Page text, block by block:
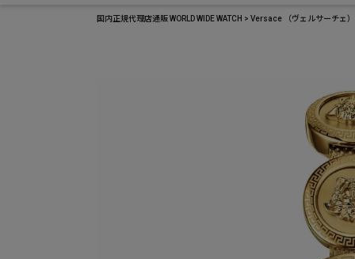
国内正規代理店通販 WORLD WIDE WATCH Versace （ヴェルサーチェ